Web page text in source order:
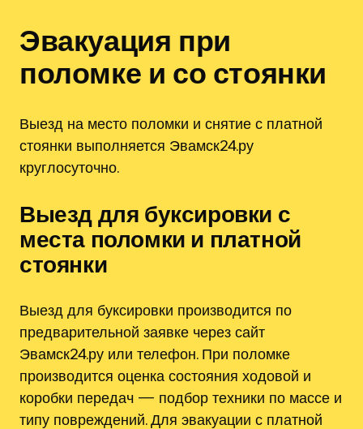
Эвакуация при
поломке и со стоянки
Выезд на место поломки и снятие с платной
стоянки выполняется Эвамск24.ру
круглосуточно.
Выезд для буксировки с
места поломки и платной
стоянки
Выезд для буксировки производится по
предварительной заявке через сайт
Эвамск24.ру или телефон. При поломке
производится оценка состояния ходовой и
коробки передач — подбор техники по массе и
типу повреждений. Для эвакуации с платной